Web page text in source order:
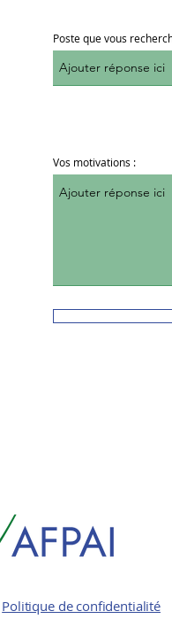
Poste que vous
Vos motivations :
Politique de confidentialité